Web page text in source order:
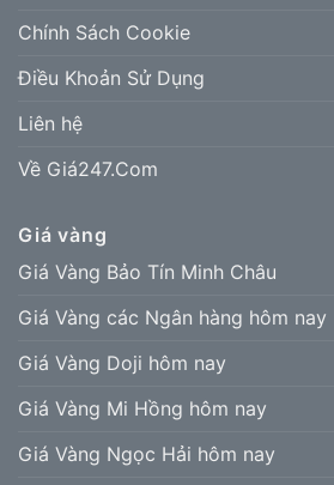
Chính Sách Cookie
Điều Khoản Sử Dụng
Liên hệ
Về Giá247.Com
Giá vàng
Giá Vàng Bảo Tín Minh Châu
Giá Vàng các Ngân hàng hôm nay
Giá Vàng Doji hôm nay
Giá Vàng Mi Hồng hôm nay
Giá Vàng Ngọc Hải hôm nay